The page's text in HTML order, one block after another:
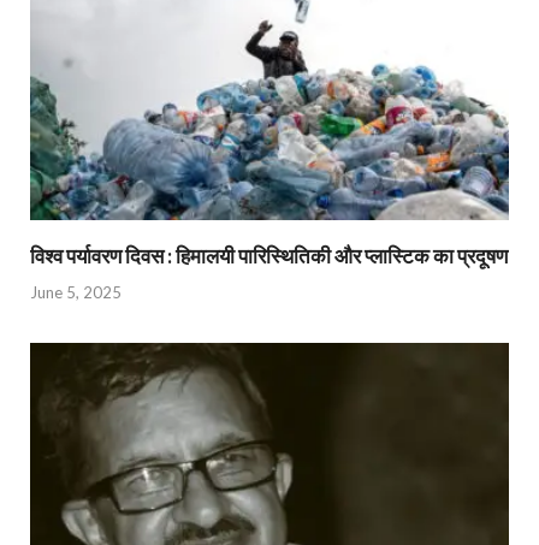
विश्व पर्यावरण दिवस : हिमालयी पारिस्थितिकी और प्लास्टिक का प्रदूषण
June 5, 2025